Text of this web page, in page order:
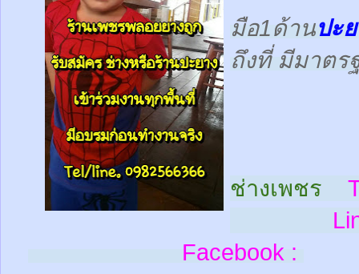
มือ1ด้านปะ
ถึงที่ มีมาตร
ช่างเพชร
Facebook :